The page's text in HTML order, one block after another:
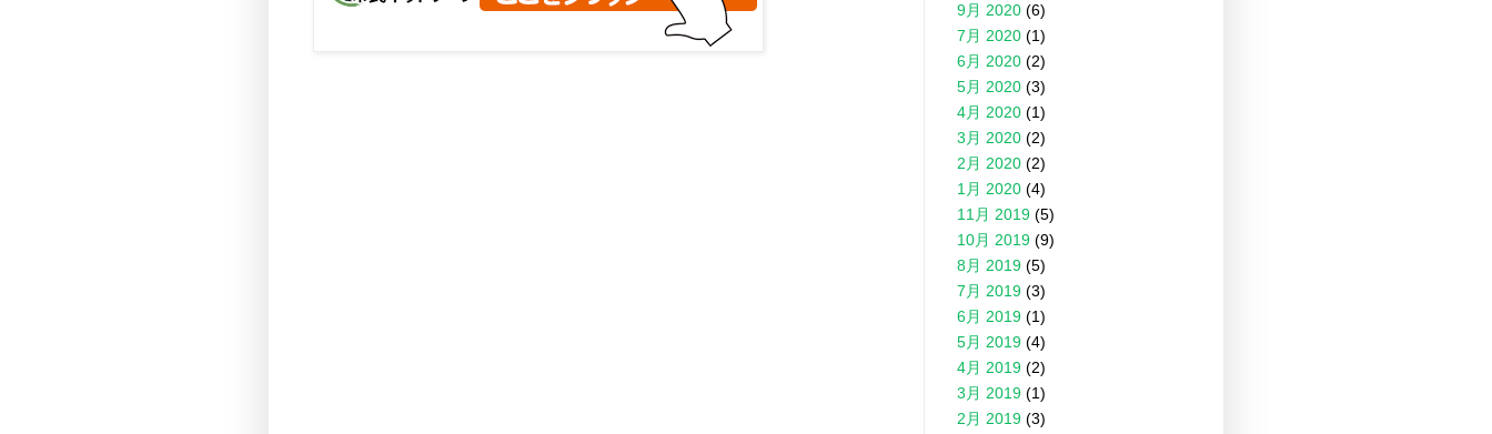
9月 2020 (6)
7月 2020 (1)
6月 2020 (2)
5月 2020 (3)
4月 2020 (1)
3月 2020 (2)
2月 2020 (2)
1月 2020 (4)
11月 2019 (5)
10月 2019 (9)
8月 2019 (5)
7月 2019 (3)
6月 2019 (1)
5月 2019 (4)
4月 2019 (2)
3月 2019 (1)
2月 2019 (3)